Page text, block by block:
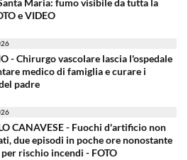
Maria: fumo visibile da tutta la
e VIDEO
- Chirurgo vascolare lascia l'ospedale
medico di famiglia e curare i
padre
CANAVESE - Fuochi d'artificio non
due episodi in poche ore nonostante
rischio incendi - FOTO